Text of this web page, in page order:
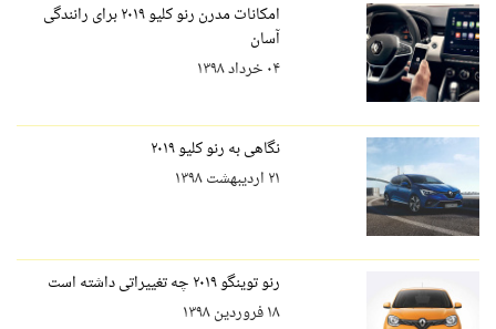
امکانات مدرن رنو کلیو ۲۰۱۹ برای رانندگی
آسان
۰۴ خرداد ۱۳۹۸
نگاهی به رنو کلیو ۲۰۱۹
۲۱ اردیبهشت ۱۳۹۸
رنو توینگو ۲۰۱۹ چه تغییراتی داشته است
۱۸ فروردین ۱۳۹۸